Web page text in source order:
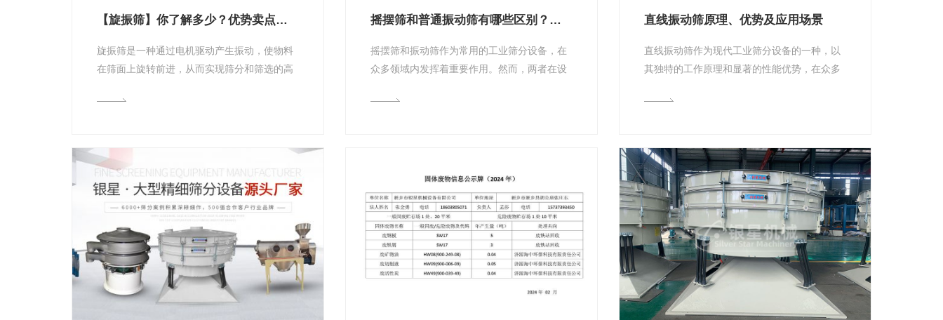
【旋振筛】你了解多少？优势卖点真不少！
旋振筛是一种通过电机驱动产生振动，使物料
在筛面上旋转前进，从而实现筛分和筛选的高
特...
摇摆筛和普通振动筛有哪些区别？如何选购？
摇摆筛和振动筛作为常用的工业筛分设备，在
众多领域内发挥着重要作用。然而，两者在设
显...
直线振动筛原理、优势及应用场景
直线振动筛作为现代工业筛分设备的一种，以
其独特的工作原理和显著的性能优势，在众多
线...